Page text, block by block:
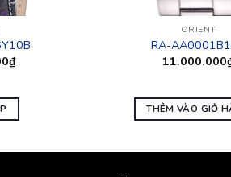
₫
ORIENT
RA-
11.000.000
THÊM VÀO GIỎ